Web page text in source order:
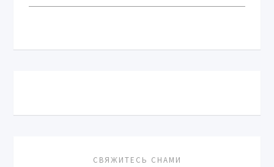
СВЯЖИТЕСЬ СНАМИ